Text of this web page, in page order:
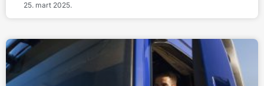
25. mart 2025.